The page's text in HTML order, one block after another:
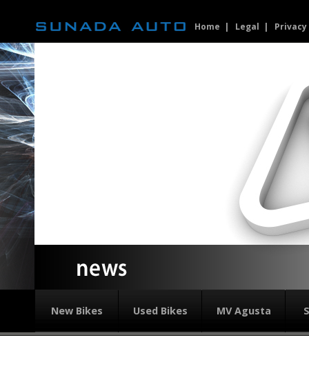
Home Legal
New Bikes Used Bikes MV Agusta